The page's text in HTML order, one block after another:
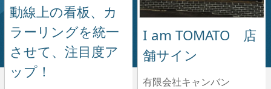
動線上の看板、カ
ラーリングを統一
させて、注目度ア
ップ！
I am TOMATO 店
舗サイン
有限会社キャンバン